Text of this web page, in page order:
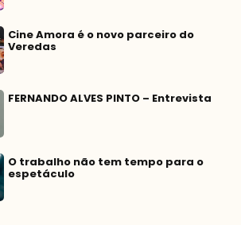
Cine Amora é o novo parceiro do
Veredas
FERNANDO ALVES PINTO – Entrevista
O trabalho não tem tempo para o
espetáculo